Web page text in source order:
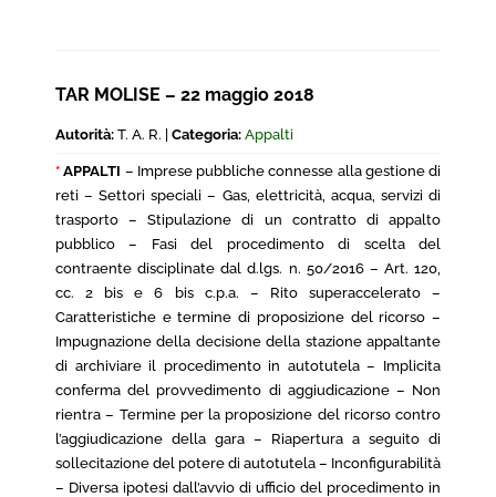
TAR MOLISE – 22 maggio 2018
Autorità: T. A. R. | Categoria: Appalti
* APPALTI – Imprese pubbliche connesse alla gestione di
reti – Settori speciali – Gas, elettricità, acqua, servizi di
trasporto – Stipulazione di un contratto di appalto
pubblico – Fasi del procedimento di scelta del
contraente disciplinate dal d.lgs. n. 50/2016 – Art. 120,
cc. 2 bis e 6 bis c.p.a. – Rito superaccelerato –
Caratteristiche e termine di proposizione del ricorso –
Impugnazione della decisione della stazione appaltante
di archiviare il procedimento in autotutela – Implicita
conferma del provvedimento di aggiudicazione – Non
rientra – Termine per la proposizione del ricorso contro
l’aggiudicazione della gara – Riapertura a seguito di
sollecitazione del potere di autotutela – Inconfigurabilità
– Diversa ipotesi dall’avvio di ufficio del procedimento in